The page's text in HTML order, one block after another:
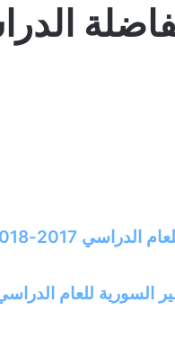
2017-2018
للعام الدراسي 2017-